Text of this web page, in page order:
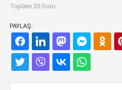
Toplam 20 Soru
PAYLAŞ: